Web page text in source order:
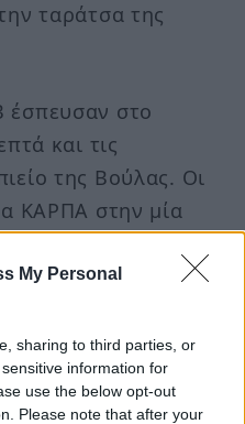
My Personal
sharing to third parties, or
information for
use the below opt-out
Please note that after your
ταράτσα της
στο
και τις
της Βούλας. Οι
ΚΑΡΠΑ στην μία
στο ΚΑΤ όπου και
μέχρι και αυτή
πιο σκληρή μάχη